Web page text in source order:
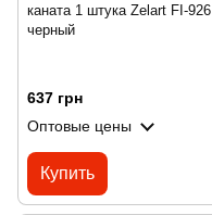
каната 1 штука Zelart FI-926
черный
637 грн
Оптовые цены
Купить